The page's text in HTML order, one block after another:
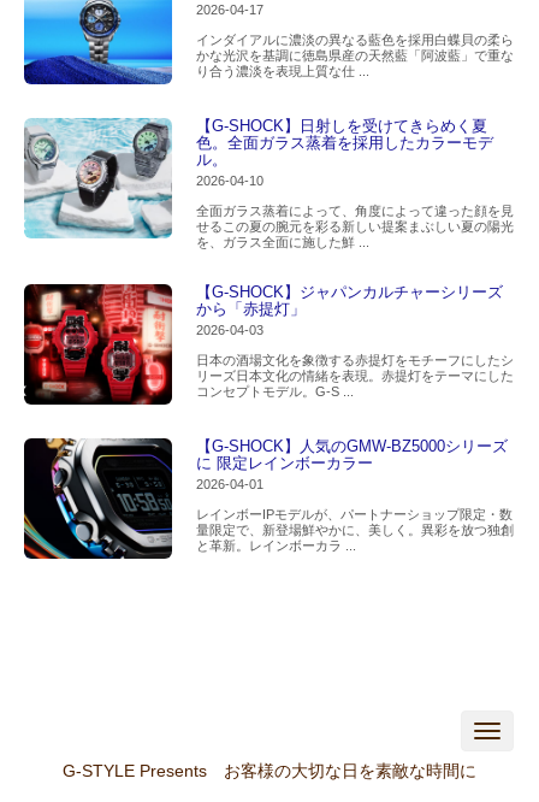
2026-04-17
インダイアルに濃淡の異なる藍色を採用白蝶貝の柔ら
かな光沢を基調に徳島県産の天然藍「阿波藍」で重な
り合う濃淡を表現上質な仕 ...
【G-SHOCK】日射しを受けてきらめく夏
色。全面ガラス蒸着を採用したカラーモデ
ル。
2026-04-10
全面ガラス蒸着によって、角度によって違った顔を見
せるこの夏の腕元を彩る新しい提案まぶしい夏の陽光
を、ガラス全面に施した鮮 ...
【G-SHOCK】ジャパンカルチャーシリーズ
から「赤提灯」
2026-04-03
日本の酒場文化を象徴する赤提灯をモチーフにしたシ
リーズ日本文化の情緒を表現。赤提灯をテーマにした
コンセプトモデル。G-S ...
【G-SHOCK】人気のGMW-BZ5000シリーズ
に 限定レインボーカラー
2026-04-01
レインボーIPモデルが、パートナーショップ限定・数
量限定で、新登場鮮やかに、美しく。異彩を放つ独創
と革新。レインボーカラ ...
N
G-STYLE Presents お客様の大切な日を素敵な時間に